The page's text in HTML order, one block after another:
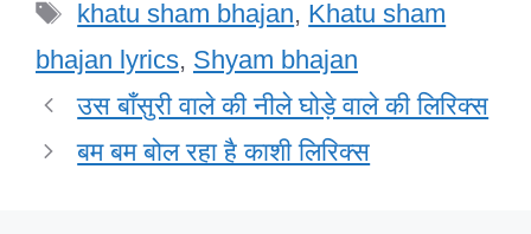
b
o
o
k
dI
n
A
p
p
o
M
ail
Tags
khatu sham bhajan, Khatu sham
bhajan lyrics, Shyam bhajan
उस बाँसुरी वाले की नीले घोड़े वाले की लिरिक्स
बम बम बोल रहा है काशी लिरिक्स